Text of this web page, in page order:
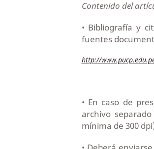
Contenido del
• Bibliografía y
fuentes
http://
• En caso de
archivo
mínima de 300